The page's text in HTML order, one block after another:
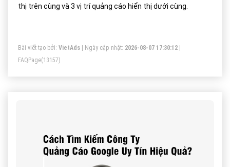
thị trên cùng và 3 vị trí quảng cáo hiển thị dưới cùng.
Bài viết tạo bởi: VietAds | Ngày cập nhật: 2026-08-07 17:30:12
FAQPage(13157)